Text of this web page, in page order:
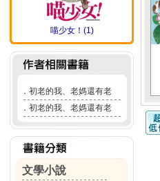
喵少女！(1)
． 初老的我、老媽還有老
． 初老的我、老媽還有老
文學小說